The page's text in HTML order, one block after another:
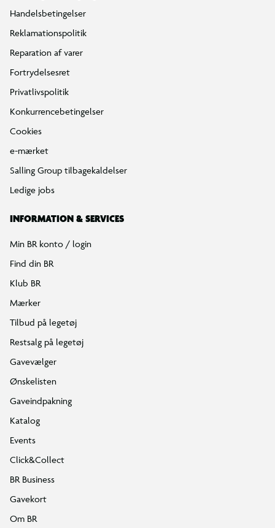
Handelsbetingelser
Reklamationspolitik
Reparation af varer
Fortrydelsesret
Privatlivspolitik
Konkurrencebetingelser
Cookies
e-mærket
Salling Group tilbagekaldelser
Ledige jobs
INFORMATION & SERVICES
Min BR konto / login
Find din BR
Klub BR
Mærker
Tilbud på legetøj
Restsalg på legetøj
Gavevælger
Ønskelisten
Gaveindpakning
Katalog
Events
Click&Collect
BR Business
Gavekort
Om BR